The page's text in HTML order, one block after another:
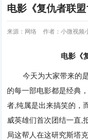
电影《复仇者联
来源：网络 作者：小微视频
电影《
今天为大家带来的
的每一部电影都是经典
者,纯属是出来搞笑的，
威英雄们首次团结一直,
局这帮人在这研究斯塔